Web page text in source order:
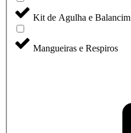
Kit de Agulha e Balancim
Mangueiras e Respiros